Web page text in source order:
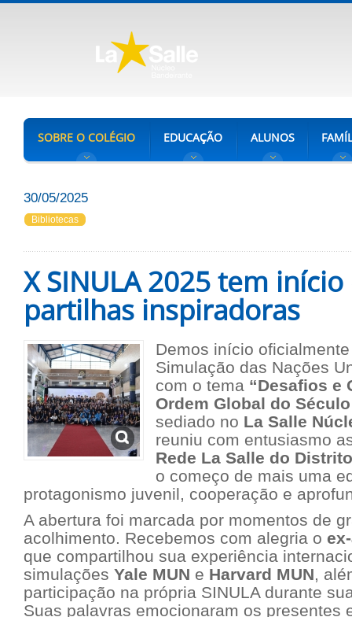
SOBRE O COLÉGIO EDUCAÇÃO ALUNOS
30/05/2025
Bibliotecas
X SINULA 2025 tem
partilhas inspiradoras
Demos início
Simulação das Nações
com o tema “Desafios e
Ordem Global do Século
sediado no La Salle
reuniu com entusiasmo
Rede La Salle do
o começo de mais uma
protagonismo juvenil, cooperação e
A abertura foi marcada por momentos de
acolhimento. Recebemos com alegria o
que compartilhou sua experiência
simulações Yale MUN e Harvard MUN,
participação na própria SINULA durante
Suas palavras emocionaram os presentes